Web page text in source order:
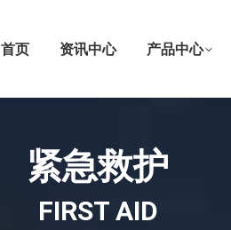
首页 资讯中心 产品中心
紧急救护
FIRST AID